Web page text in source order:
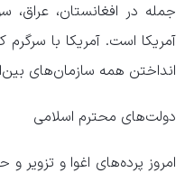
جمله در افغانستان، عراق،‌
آمریکا است. آمریکا با سرگرم
انداختن همه سازمان‌های
دولت‌های محترم اسلامی
امروز پرده‌های اغوا و تزویر